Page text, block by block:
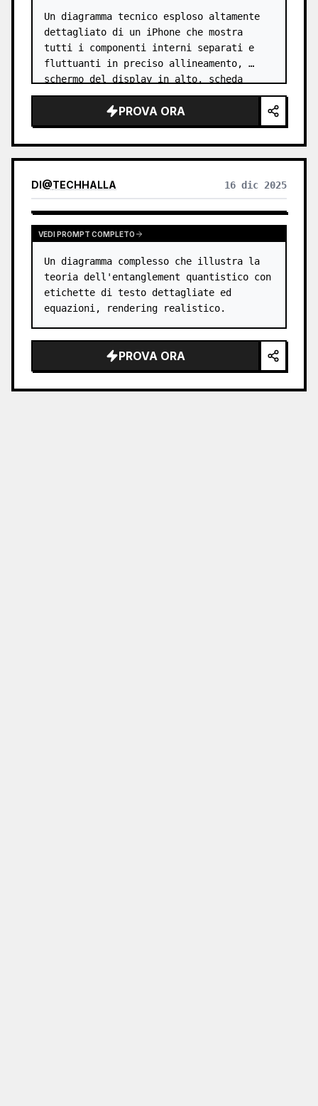
Un diagramma tecnico esploso altamente
dettagliato di un iPhone che mostra
tutti i componenti interni separati e
fluttuanti in preciso allineamento,
schermo del display in alto, scheda
logica con chip serie A al centro, pacco
batteria, moduli fotocamera con ob…
PROVA ORA
DI@TECHHALLA 16 dic 2025
VEDI PROMPT COMPLETO
Un diagramma complesso che illustra la
teoria dell'entanglement quantistico con
etichette di testo dettagliate ed
equazioni, rendering realistico.
PROVA ORA